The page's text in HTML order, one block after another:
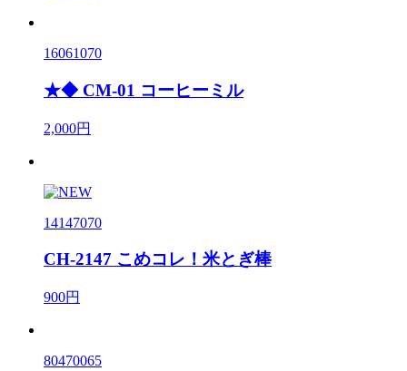
16061070
★◆ CM-01 コーヒーミル
2,000円
14147070
CH-2147 こめコレ！米とぎ棒
900円
80470065